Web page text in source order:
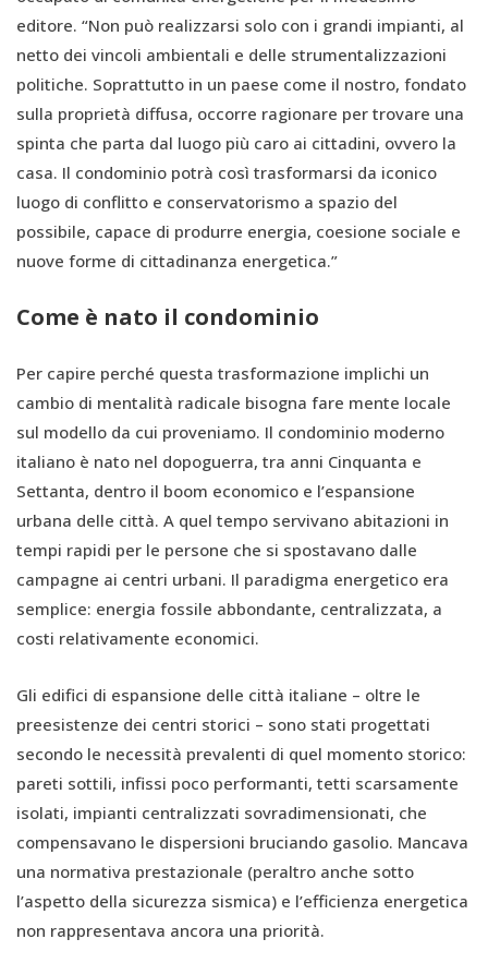
editore. “Non può realizzarsi solo con i grandi impianti, al
netto dei vincoli ambientali e delle strumentalizzazioni
politiche. Soprattutto in un paese come il nostro, fondato
sulla proprietà diffusa, occorre ragionare per trovare una
spinta che parta dal luogo più caro ai cittadini, ovvero la
casa. Il condominio potrà così trasformarsi da iconico
luogo di conflitto e conservatorismo a spazio del
possibile, capace di produrre energia, coesione sociale e
nuove forme di cittadinanza energetica.”
Come è nato il condominio
Per capire perché questa trasformazione implichi un
cambio di mentalità radicale bisogna fare mente locale
sul modello da cui proveniamo. Il condominio moderno
italiano è nato nel dopoguerra, tra anni Cinquanta e
Settanta, dentro il boom economico e l’espansione
urbana delle città. A quel tempo servivano abitazioni in
tempi rapidi per le persone che si spostavano dalle
campagne ai centri urbani. Il paradigma energetico era
semplice: energia fossile abbondante, centralizzata, a
costi relativamente economici.
Gli edifici di espansione delle città italiane – oltre le
preesistenze dei centri storici – sono stati progettati
secondo le necessità prevalenti di quel momento storico:
pareti sottili, infissi poco performanti, tetti scarsamente
isolati, impianti centralizzati sovradimensionati, che
compensavano le dispersioni bruciando gasolio. Mancava
una normativa prestazionale (peraltro anche sotto
l’aspetto della sicurezza sismica) e l’efficienza energetica
non rappresentava ancora una priorità.